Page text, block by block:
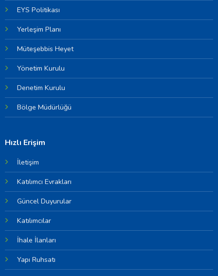
EYS Politikası
Yerleşim Planı
Müteşebbis Heyet
Yönetim Kurulu
Denetim Kurulu
Bölge Müdürlüğü
Hızlı Erişim
İletişim
Katılımcı Evrakları
Güncel Duyurular
Katılımcılar
İhale İlanları
Yapı Ruhsatı